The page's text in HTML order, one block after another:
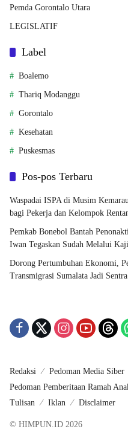
Pemda Gorontalo Utara
LEGISLATIF
Label
Boalemo
Thariq Modanggu
Gorontalo
Kesehatan
Puskesmas
Pos-pos Terbaru
Waspadai ISPA di Musim
bagi Pekerja dan Kelompok
Pemkab Bonebol Bantah
Iwan Tegaskan Sudah Melalui
Dorong Pertumbuhan Ekonomi,
Transmigrasi Sumalata Jadi
Redaksi
Pedoman Media Siber
Pedoman Pemberitaan Ramah
Tulisan
Iklan Disclaimer
© HIMPUN.ID 2026